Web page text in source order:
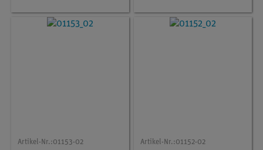
Artikel-Nr.:01153-02 Artikel-Nr.:01152-02